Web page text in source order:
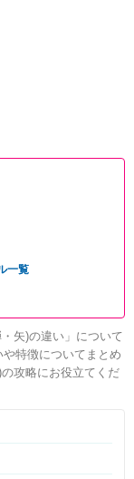
一覧
矢)の違い」について
特徴についてまとめ
攻略にお役立てくだ